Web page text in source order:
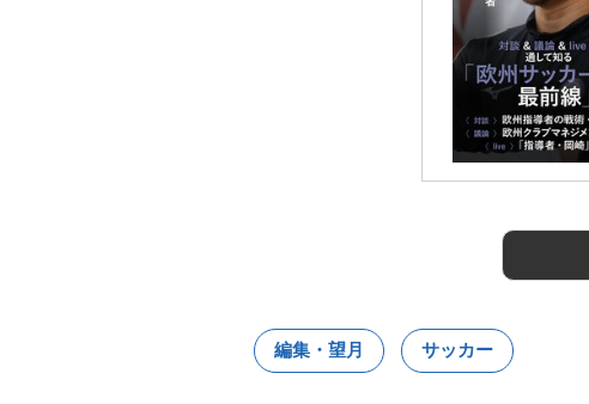
編集・望月 サッカー